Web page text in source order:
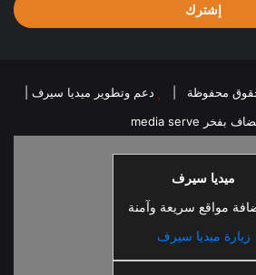
محفوظة | دعم وتطوير ميديا سيرف
بفخر media serve
ميديا سيرف
مواقع سريعة وآمنة
زيارة ميديا سيرف